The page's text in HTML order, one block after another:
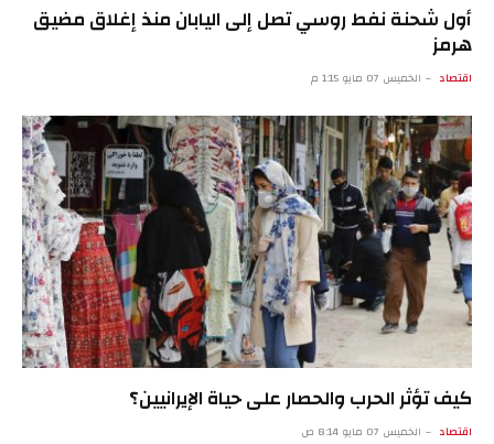
أول شحنة نفط روسي تصل إلى اليابان منذ إغلاق مضيق
هرمز
اقتصاد الخميس 07 مايو 1:15 م
كيف تؤثر الحرب والحصار على حياة الإيرانيين؟
اقتصاد الخميس 07 مايو 8:14 ص